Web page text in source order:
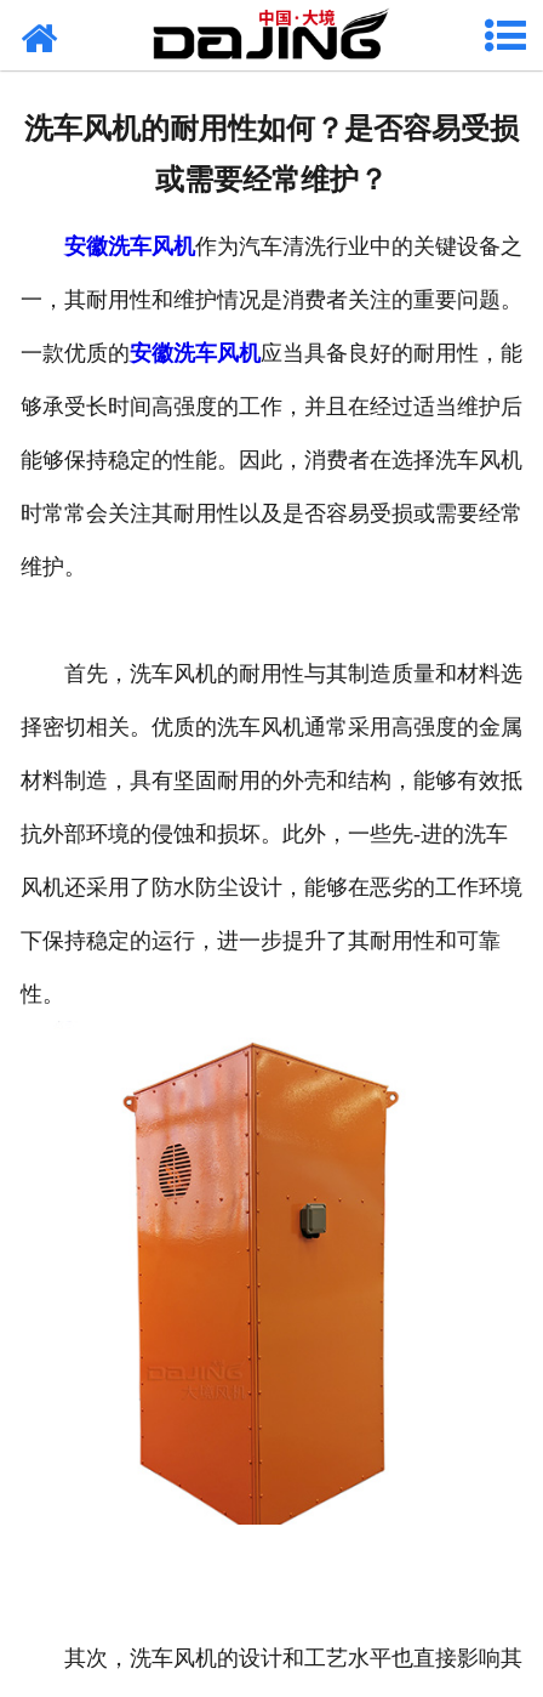
网站首页
风机知识
新闻中心
联系我们
洗车风机的耐用性如何？是否容易受损
或需要经常维护？
安徽洗车风机作为汽车清洗行业中的关键设备之
一，其耐用性和维护情况是消费者关注的重要问题。
一款优质的安徽洗车风机应当具备良好的耐用性，能
够承受长时间高强度的工作，并且在经过适当维护后
能够保持稳定的性能。因此，消费者在选择洗车风机
时常常会关注其耐用性以及是否容易受损或需要经常
维护。
首先，洗车风机的耐用性与其制造质量和材料选
择密切相关。优质的洗车风机通常采用高强度的金属
材料制造，具有坚固耐用的外壳和结构，能够有效抵
抗外部环境的侵蚀和损坏。此外，一些先-进的洗车
风机还采用了防水防尘设计，能够在恶劣的工作环境
下保持稳定的运行，进一步提升了其耐用性和可靠
性。
其次，洗车风机的设计和工艺水平也直接影响其